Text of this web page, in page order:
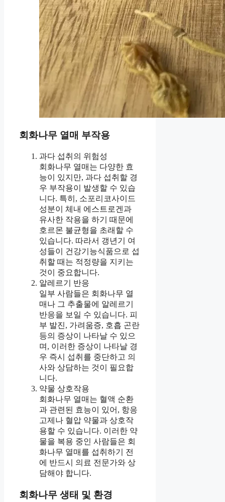
회화나무 열매 부작용
과다 섭취의 위험성
회화나무 열매는 다양한 효
능이 있지만, 과다 섭취할 경
우 부작용이 발생할 수 있습
니다. 특히, 소포리코사이드
성분이 체내 에스트로겐과
유사한 작용을 하기 때문에
호르몬 불균형을 초래할 수
있습니다. 따라서 갱년기 여
성들이 건강기능식품으로 섭
취할 때는 적정량을 지키는
것이 중요합니다.
알레르기 반응
일부 사람들은 회화나무 열
매나 그 추출물에 알레르기
반응을 보일 수 있습니다. 피
부 발진, 가려움증, 호흡 곤란
등의 증상이 나타날 수 있으
며, 이러한 증상이 나타날 경
우 즉시 섭취를 중단하고 의
사와 상담하는 것이 필요합
니다.
약물 상호작용
회화나무 열매는 혈액 순환
과 관련된 효능이 있어, 항응
고제나 혈압 약물과 상호작
용할 수 있습니다. 이러한 약
물을 복용 중인 사람들은 회
화나무 열매를 섭취하기 전
에 반드시 의료 전문가와 상
담해야 합니다.
회화나무 생태 및 환경